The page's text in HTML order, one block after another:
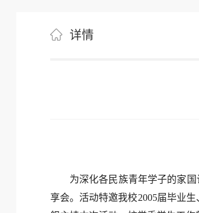
详情
为深化各民族青年学子的家
享会。活动特邀我校2005届毕业